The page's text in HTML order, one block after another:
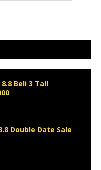
Beli 3 Tall
Double Date Sale